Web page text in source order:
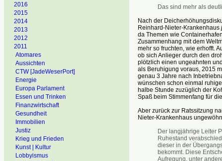
2016
2015
2014
2013
2012
2011
Atomares
Aussichten
CTW [JadeWeserPort]
Energie
Europa Parlament
Essen und Trinken
Finanzwirtschaft
Gesundheit
Immobilien
Justiz
Krieg und Frieden
Kunst | Kultur
Lobbyismus
Das sind mehr als
Nach der
Reinhard-Nieter-Krankenhaus
da Themen wie
Zusammenhang mit dem
mehr so fruchten, wie erhofft.
ob sich Anlieger durch den
plötzlich einen ungeahnten
als Beruhigung voraus, 2015
genau 3 Jahre nach
wünschen schon einmal
halbe Stunde zuzüglich der
Spaß beim Stimmenfang für
Aber zurück zur Ratssitzung
Nieter-Krankenhaus
Der langjährige Leiter
Ruhestand
dieser in der
bekommt. Diese
Aufregung, unter